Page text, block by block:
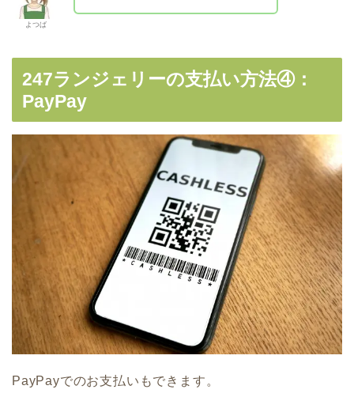
よつば
247ランジェリーの支払い方法④：
PayPay
PayPayでのお支払いもできます。